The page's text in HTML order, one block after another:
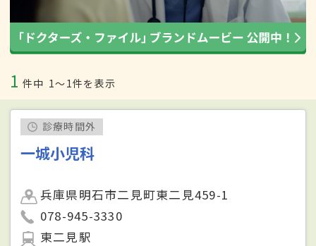
1 件中 1〜1件を表示
診療時間外
一城小児科
兵庫県明石市二見町東二見459-1
078-945-3330
東二見駅